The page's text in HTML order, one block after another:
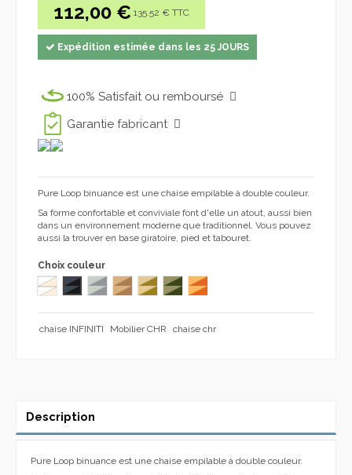
112,00 € 135.52 € TTC
Expédition estimée dans les 25 JOURS
100% Satisfait ou remboursé
Garantie fabricant
Pure Loop binuance est une chaise empilable à double couleur.
Sa forme confortable et conviviale font d'elle un atout, aussi bien
dans un environnement moderne que traditionnel. Vous pouvez
aussi la trouver en base giratoire, pied et tabouret.
Choix couleur
9010 9001
PP 32 31PP 24 23PP 26 25PP 28 27PP 30 29PP 34 33
chaise INFINITI Mobilier CHR chaise chr
Description
Pure Loop binuance est une chaise empilable à double couleur.